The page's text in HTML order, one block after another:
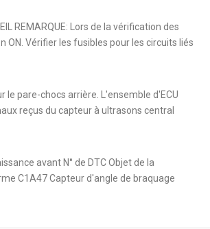
REMARQUE: Lors de la vérification des
ON. Vérifier les fusibles pour les circuits liés
le pare-chocs arrière. L'ensemble d'ECU
reçus du capteur à ultrasons central
avant N° de DTC Objet de la
C1A47 Capteur d'angle de braquage